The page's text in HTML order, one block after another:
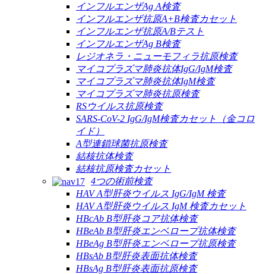
インフルエンザAg A検査
インフルエンザ抗原A+B検査カセット
インフルエンザ抗原A/Bテスト
インフルエンザAg B検査
レジオネラ・ニューモフィラ抗原検査
マイコプラズマ肺炎抗体IgG/IgM検査
マイコプラズマ肺炎抗体IgM検査
マイコプラズマ肺炎抗原検査
RSウイルス抗原検査
SARS-CoV-2 IgG/IgM検査カセット（金コロ
イド）
A型連鎖球菌抗原検査
結核抗体検査
結核抗原検査カセット
4つの術前検査
HAV A型肝炎ウイルス IgG/IgM 検査
HAV A型肝炎ウイルス IgM 検査カセット
HBcAb B型肝炎コア抗体検査
HBeAb B型肝炎エンベロープ抗体検査
HBeAg B型肝炎エンベロープ抗原検査
HBsAb B型肝炎表面抗体検査
HBsAg B型肝炎表面抗原検査